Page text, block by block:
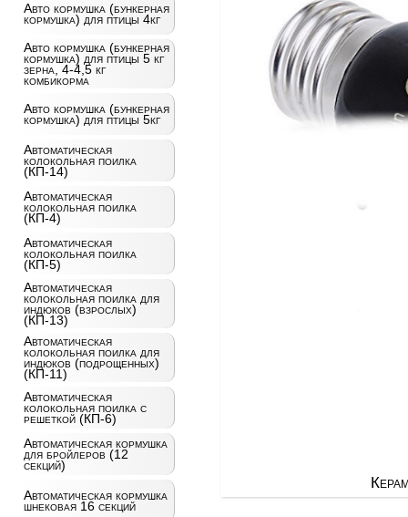
Авто кормушка (бункерная
кормушка) для птицы 4кг
Авто кормушка (бункерная
кормушка) для птицы 5 кг
зерна, 4-4,5 кг
комбикорма
Авто кормушка (бункерная
кормушка) для птицы 5кг
Автоматическая
колокольная поилка
(КП-14)
Автоматическая
колокольная поилка
(КП-4)
Автоматическая
колокольная поилка
(КП-5)
Автоматическая
колокольная поилка для
индюков (взрослых)
(КП-13)
Автоматическая
колокольная поилка для
индюков (подрощенных)
(КП-11)
Автоматическая
колокольная поилка с
решеткой (КП-6)
Автоматическая кормушка
для бройлеров (12
секций)
Автоматическая кормушка
шнековая 16 секций